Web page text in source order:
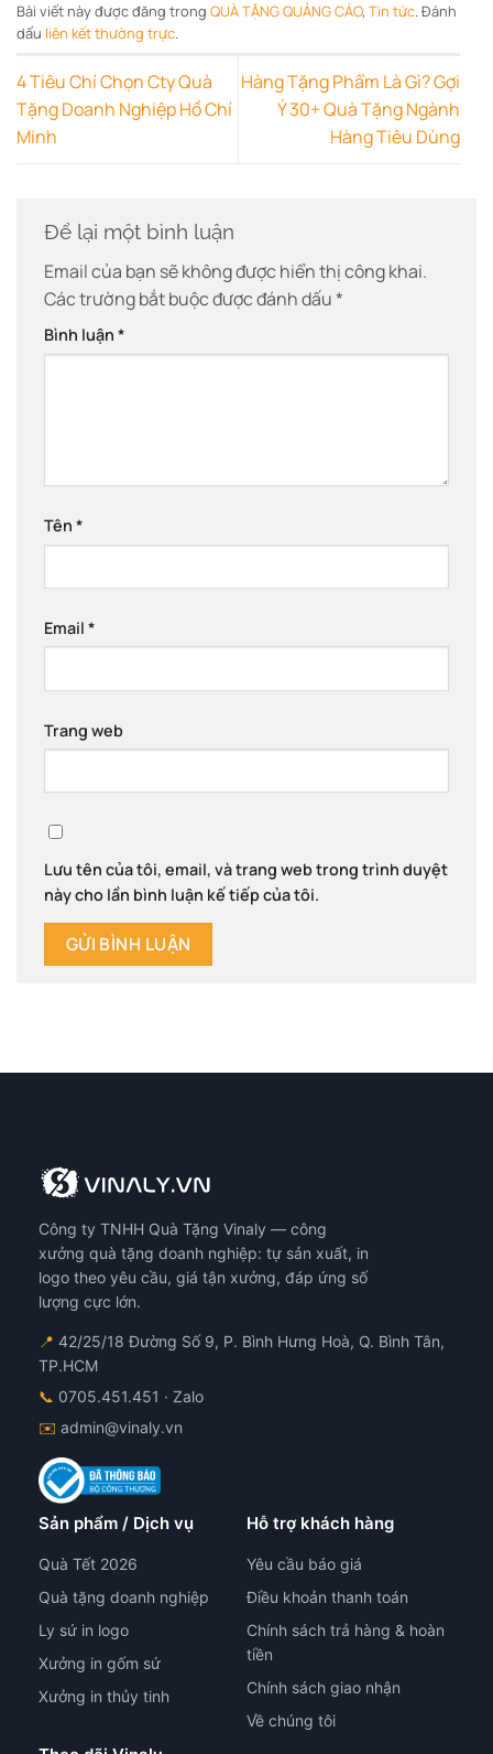
Bài viết này được đăng trong QUÀ TẶNG QUẢNG CÁO, Tin tức. Đánh
dấu liên kết thường trực.
4 Tiêu Chí Chọn Cty Quà
Tặng Doanh Nghiệp Hồ Chí
Minh
Hàng Tặng Phẩm Là Gì? Gợi
Ý 30+ Quà Tặng Ngành
Hàng Tiêu Dùng
Để lại một bình luận
Email của bạn sẽ không được hiển thị công khai.
Các trường bắt buộc được đánh dấu*
Bình luận *
Tên *
Email *
Trang web
Lưu tên của tôi, email, và trang web trong trình duyệt
này cho lần bình luận kế tiếp của tôi.
Công ty TNHH Quà Tặng Vinaly — công
xưởng quà tặng doanh nghiệp: tự sản xuất, in
logo theo yêu cầu, giá tận xưởng, đáp ứng số
lượng cực lớn.
📍 42/25/18 Đường Số 9, P. Bình Hưng Hoà, Q. Bình Tân,
TP.HCM
📞 0705.451.451 · Zalo
✉️ admin@vinaly.vn
Sản phẩm / Dịch vụ
Quà Tết 2026
Quà tặng doanh nghiệp
Ly sứ in logo
Xưởng in gốm sứ
Xưởng in thủy tinh
Hỗ trợ khách hàng
Yêu cầu báo giá
Điều khoản thanh toán
Chính sách trả hàng & hoàn
tiền
Chính sách giao nhận
Về chúng tôi